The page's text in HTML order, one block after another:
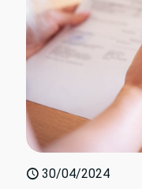
30/04/2024